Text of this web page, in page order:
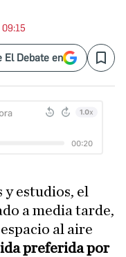
El Debate en Save
y estudios, el
a media tarde,
al aire
preferida por